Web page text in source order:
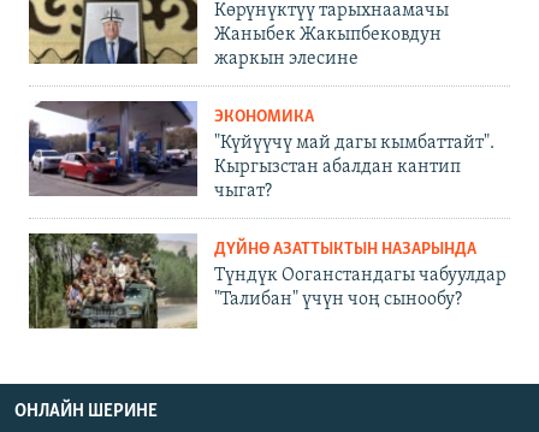
Көрүнүктүү тарыхнаамачы
Жаныбек Жакыпбековдун
жаркын элесине
ЭКОНОМИКА
"Күйүүчү май дагы кымбаттайт".
Кыргызстан абалдан кантип
чыгат?
ДҮЙНӨ АЗАТТЫКТЫН НАЗАРЫНДА
Түндүк Ооганстандагы чабуулдар
"Талибан" үчүн чоң сынообу?
ОНЛАЙН ШЕРИНЕ